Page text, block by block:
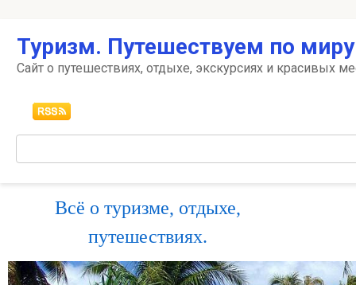
контенту
Туризм. Путешествуем по
Сайт о путешествиях, отдыхе, экскурсиях и красивых
Всё о туризме, отдыхе,
путешествиях.